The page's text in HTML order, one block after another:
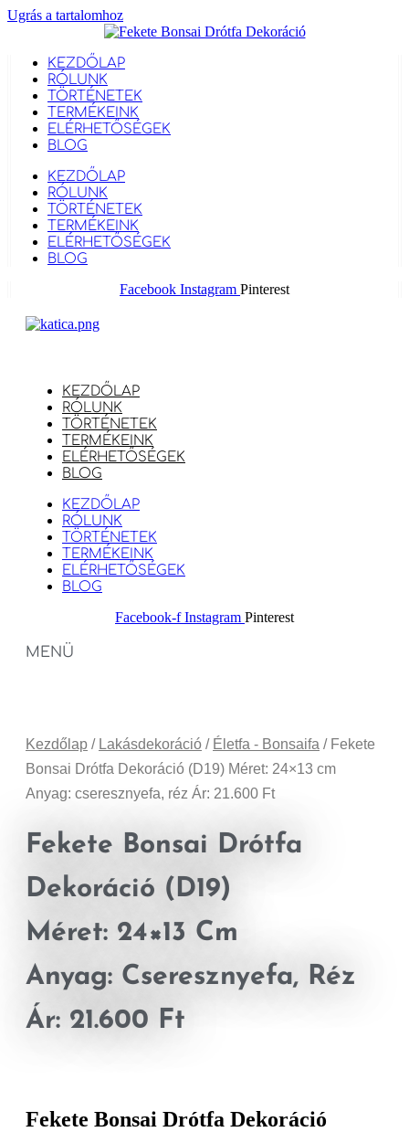
Ugrás a tartalomhoz
KEZDŐLAP
RÓLUNK
TÖRTÉNETEK
TERMÉKEINK
ELÉRHETŐSÉGEK
BLOG
KEZDŐLAP
RÓLUNK
TÖRTÉNETEK
TERMÉKEINK
ELÉRHETŐSÉGEK
BLOG
Facebook Instagram Pinterest
KEZDŐLAP
RÓLUNK
TÖRTÉNETEK
TERMÉKEINK
ELÉRHETŐSÉGEK
BLOG
KEZDŐLAP
RÓLUNK
TÖRTÉNETEK
TERMÉKEINK
ELÉRHETŐSÉGEK
BLOG
Facebook-f Instagram Pinterest
MENÜ
Kezdőlap / Lakásdekoráció / Életfa - Bonsaifa / Fekete
Bonsai Drótfa Dekoráció (D19) Méret: 24×13 cm
Anyag: cseresznyefa, réz Ár: 21.600 Ft
Fekete Bonsai Drótfa
Dekoráció (D19)
Méret: 24×13 Cm
Anyag: Cseresznyefa, Réz
Ár: 21.600 Ft
Fekete Bonsai Drótfa Dekoráció